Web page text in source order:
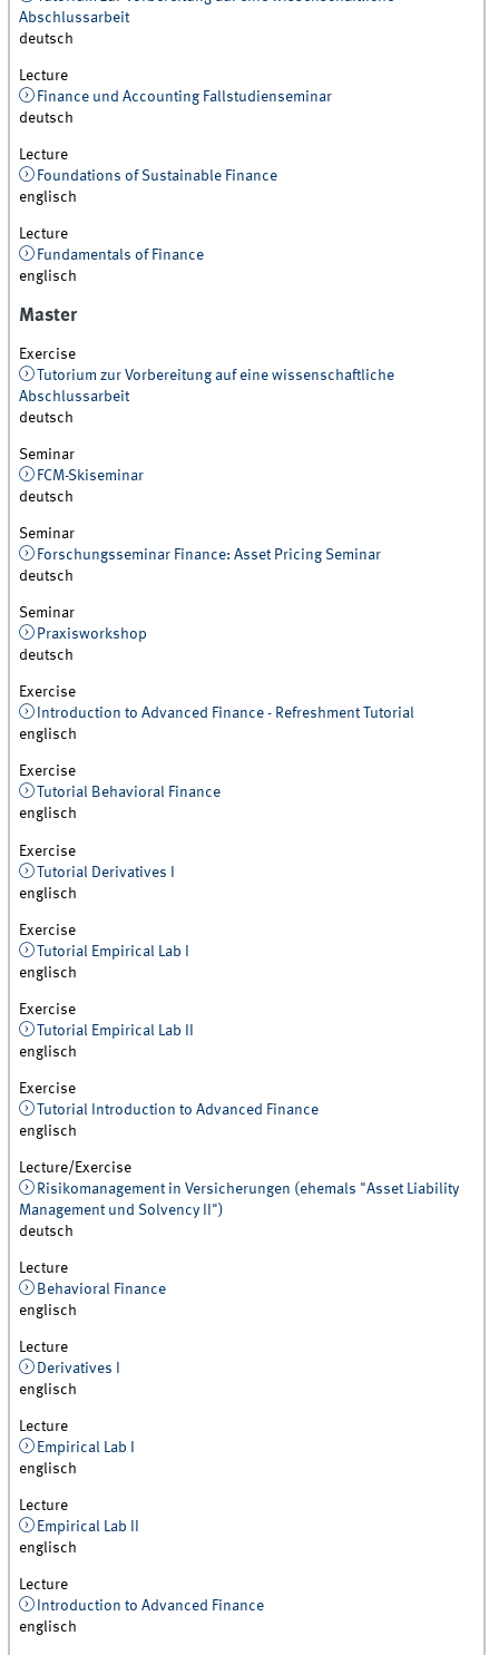
Abschlussarbeit
deutsch
Lecture
Finance und Accounting Fallstudienseminar
deutsch
Lecture
Foundations of Sustainable Finance
englisch
Lecture
Fundamentals of Finance
englisch
Master
Exercise
Tutorium zur Vorbereitung auf eine wissenschaftliche
Abschlussarbeit
deutsch
Seminar
FCM-Skiseminar
deutsch
Seminar
Forschungsseminar Finance: Asset Pricing Seminar
deutsch
Seminar
Praxisworkshop
deutsch
Exercise
Introduction to Advanced Finance - Refreshment Tutorial
englisch
Exercise
Tutorial Behavioral Finance
englisch
Exercise
Tutorial Derivatives I
englisch
Exercise
Tutorial Empirical Lab I
englisch
Exercise
Tutorial Empirical Lab II
englisch
Exercise
Tutorial Introduction to Advanced Finance
englisch
Lecture/Exercise
Risikomanagement in Versicherungen (ehemals "Asset Liability
Management und Solvency II")
deutsch
Lecture
Behavioral Finance
englisch
Lecture
Derivatives I
englisch
Lecture
Empirical Lab I
englisch
Lecture
Empirical Lab II
englisch
Lecture
Introduction to Advanced Finance
englisch